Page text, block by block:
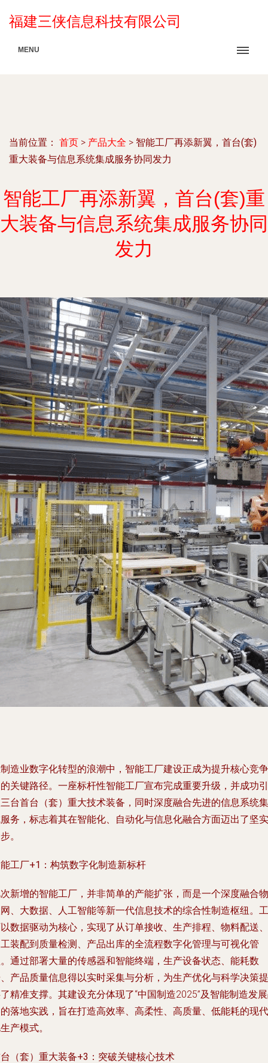
福建三侠信息科技有限公司
MENU
当前位置： 首页 > 产品大全 > 智能工厂再添新翼，首台(套)
重大装备与信息系统集成服务协同发力
智能工厂再添新翼，首台(套)重
大装备与信息系统集成服务协同
发力
造业数字化转型的浪潮中，智能工厂建设正成为提升核心竞争
关键路径。一座标杆性智能工厂宣布完成重要升级，并成功引
台首台（套）重大技术装备，同时深度融合先进的信息系统集
务，标志着其在智能化、自动化与信息化融合方面迈出了坚实
。
工厂+1：构筑数字化制造新标杆
新增的智能工厂，并非简单的产能扩张，而是一个深度融合物
、大数据、人工智能等新一代信息技术的综合性制造枢纽。工
数据驱动为核心，实现了从订单接收、生产排程、物料配送、
装配到质量检测、产品出库的全流程数字化管理与可视化管
通过部署大量的传感器和智能终端，生产设备状态、能耗数
产品质量信息得以实时采集与分析，为生产优化与科学决策提
精准支撑。其建设充分体现了“中国制造2025”及智能制造发
落地实践，旨在打造高效率、高柔性、高质量、低能耗的现代
产模式。
（套）重大装备+3：突破关键核心技术